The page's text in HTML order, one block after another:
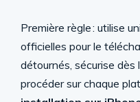
Première règle : utilise
officielles pour le
détournés, sécurise
procéder sur chaque